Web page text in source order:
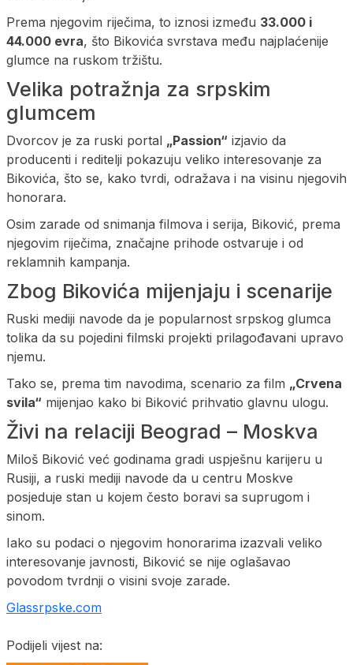
Prema njegovim riječima, to iznosi između 33.000 i
44.000 evra, što Bikovića svrstava među najplaćenije
glumce na ruskom tržištu.
Velika potražnja za srpskim
glumcem
Dvorcov je za ruski portal „Passion“ izjavio da
producenti i reditelji pokazuju veliko interesovanje za
Bikovića, što se, kako tvrdi, odražava i na visinu njegovih
honorara.
Osim zarade od snimanja filmova i serija, Biković, prema
njegovim riječima, značajne prihode ostvaruje i od
reklamnih kampanja.
Zbog Bikovića mijenjaju i scenarije
Ruski mediji navode da je popularnost srpskog glumca
tolika da su pojedini filmski projekti prilagođavani upravo
njemu.
Tako se, prema tim navodima, scenario za film „Crvena
svila“ mijenjao kako bi Biković prihvatio glavnu ulogu.
Živi na relaciji Beograd – Moskva
Miloš Biković već godinama gradi uspješnu karijeru u
Rusiji, a ruski mediji navode da u centru Moskve
posjeduje stan u kojem često boravi sa suprugom i
sinom.
Iako su podaci o njegovim honorarima izazvali veliko
interesovanje javnosti, Biković se nije oglašavao
povodom tvrdnji o visini svoje zarade.
Glassrpske.com
Podijeli vijest na: